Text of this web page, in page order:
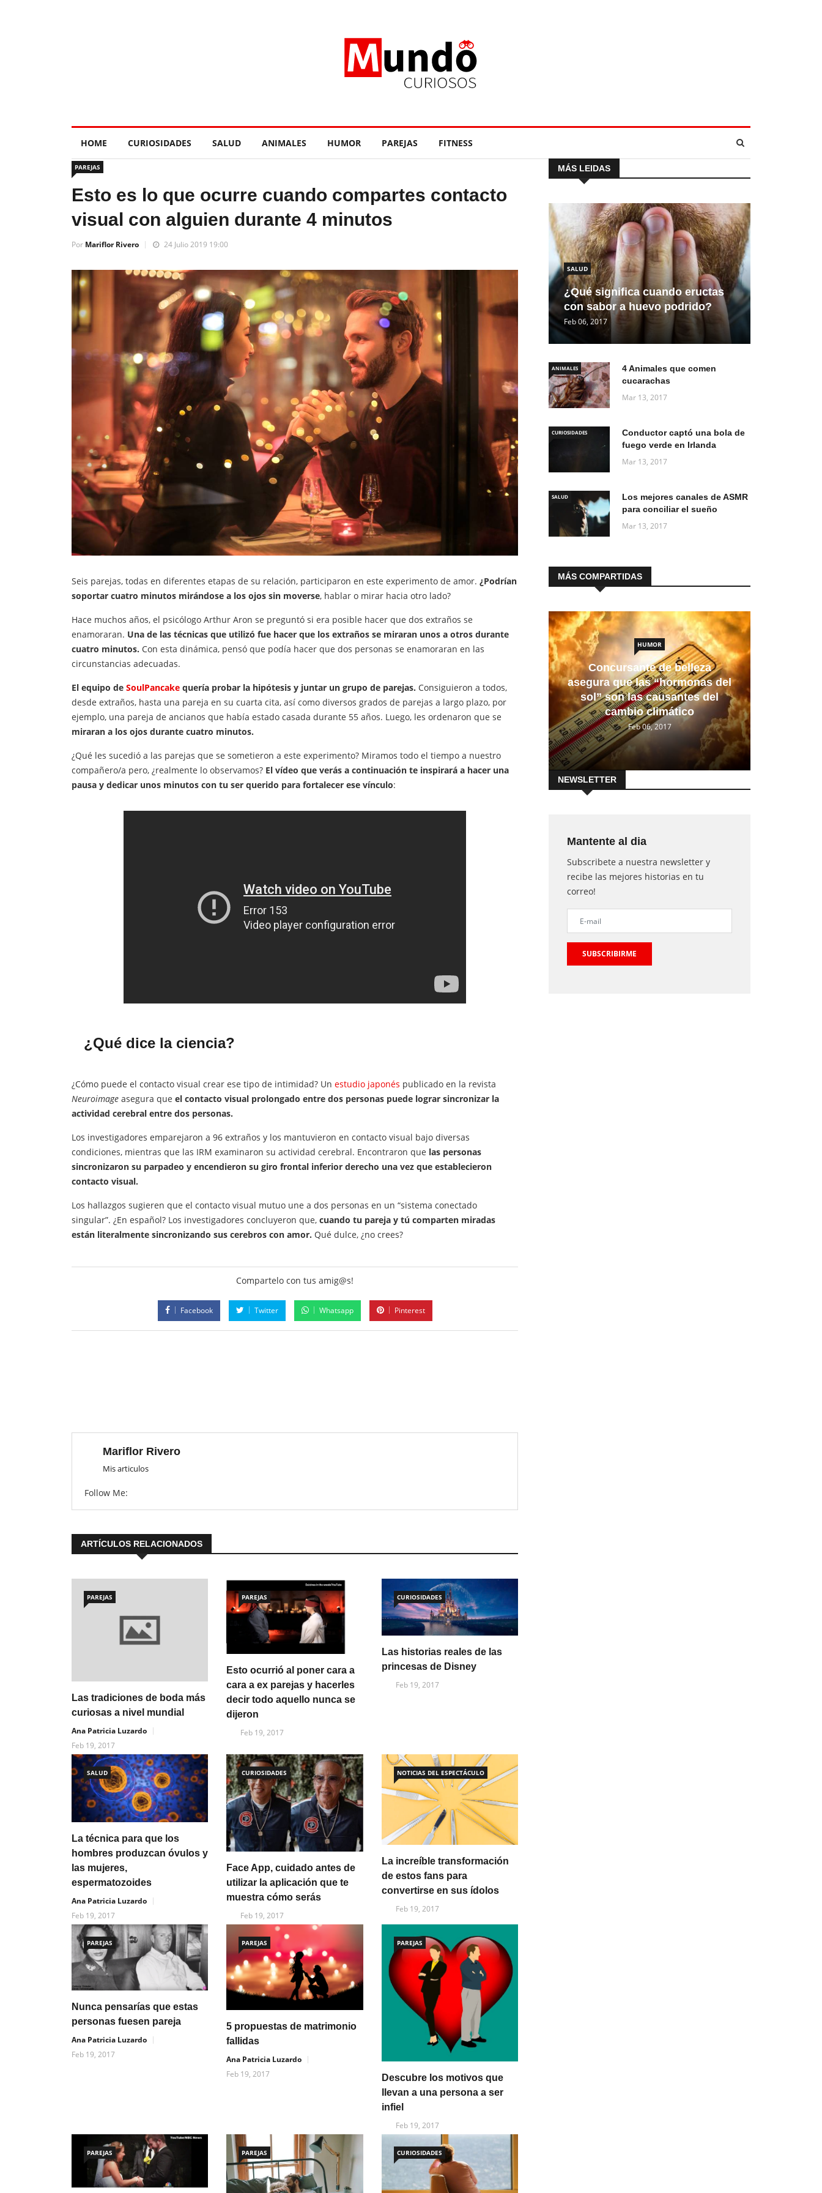
HOME CURIOSIDADES SALUD ANIMALES HUMOR PAREJAS FITNESS
PAREJAS
Esto es lo que ocurre cuando compartes contacto
visual con alguien durante 4 minutos
Por Mariflor Rivero 24 Julio 2019 19:00
Seis parejas, todas en diferentes etapas de su relación, participaron en este experimento de amor. ¿Podrían
soportar cuatro minutos mirándose a los ojos sin moverse, hablar o mirar hacia otro lado?
Hace muchos años, el psicólogo Arthur Aron se preguntó si era posible hacer que dos extraños se
enamoraran. Una de las técnicas que utilizó fue hacer que los extraños se miraran unos a otros durante
cuatro minutos. Con esta dinámica, pensó que podía hacer que dos personas se enamoraran en las
circunstancias adecuadas.
El equipo de SoulPancake quería probar la hipótesis y juntar un grupo de parejas. Consiguieron a todos,
desde extraños, hasta una pareja en su cuarta cita, así como diversos grados de parejas a largo plazo, por
ejemplo, una pareja de ancianos que había estado casada durante 55 años. Luego, les ordenaron que se
miraran a los ojos durante cuatro minutos.
¿Qué les sucedió a las parejas que se sometieron a este experimento? Miramos todo el tiempo a nuestro
compañero/a pero, ¿realmente lo observamos? El vídeo que verás a continuación te inspirará a hacer una
pausa y dedicar unos minutos con tu ser querido para fortalecer ese vínculo:
¿Qué dice la ciencia?
¿Cómo puede el contacto visual crear ese tipo de intimidad? Un estudio japonés publicado en la revista
Neuroimage asegura que el contacto visual prolongado entre dos personas puede lograr sincronizar la
actividad cerebral entre dos personas.
Los investigadores emparejaron a 96 extraños y los mantuvieron en contacto visual bajo diversas
condiciones, mientras que las IRM examinaron su actividad cerebral. Encontraron que las personas
sincronizaron su parpadeo y encendieron su giro frontal inferior derecho una vez que establecieron
contacto visual.
Los hallazgos sugieren que el contacto visual mutuo une a dos personas en un “sistema conectado
singular”. ¿En español? Los investigadores concluyeron que, cuando tu pareja y tú comparten miradas
están literalmente sincronizando sus cerebros con amor. Qué dulce, ¿no crees?
Compartelo con tus amig@s!
Facebook Twitter Whatsapp Pinterest
Mariflor Rivero
Mis articulos
Follow Me:
ARTÍCULOS RELACIONADOS
PAREJAS
Las tradiciones de boda más
curiosas a nivel mundial
Ana Patricia Luzardo
Feb 19, 2017
PAREJAS
Esto ocurrió al poner cara a
cara a ex parejas y hacerles
decir todo aquello nunca se
dijeron
Feb 19, 2017
CURIOSIDADES
Las historias reales de las
princesas de Disney
Feb 19, 2017
SALUD
La técnica para que los
hombres produzcan óvulos y
las mujeres,
espermatozoides
Ana Patricia Luzardo
Feb 19, 2017
CURIOSIDADES
Face App, cuidado antes de
utilizar la aplicación que te
muestra cómo serás
Feb 19, 2017
NOTICIAS DEL ESPECTÁCULO
La increíble transformación
de estos fans para
convertirse en sus ídolos
Feb 19, 2017
PAREJAS
Nunca pensarías que estas
personas fuesen pareja
Ana Patricia Luzardo
Feb 19, 2017
PAREJAS
5 propuestas de matrimonio
fallidas
Ana Patricia Luzardo
Feb 19, 2017
PAREJAS
Descubre los motivos que
llevan a una persona a ser
infiel
Feb 19, 2017
PAREJAS PAREJAS CURIOSIDADES
MÁS LEIDAS
SALUD
¿Qué significa cuando eructas
con sabor a huevo podrido?
Feb 06, 2017
ANIMALES
4 Animales que comen
cucarachas
Mar 13, 2017
CURIOSIDADES
Conductor captó una bola de
fuego verde en Irlanda
Mar 13, 2017
SALUD
Los mejores canales de ASMR
para conciliar el sueño
Mar 13, 2017
MÁS COMPARTIDAS
HUMOR
Concursante de belleza
asegura que las “hormonas del
sol” son las causantes del
cambio climático
Feb 06, 2017
NEWSLETTER
Mantente al dia
Subscribete a nuestra newsletter y
recibe las mejores historias en tu
correo!
SUBSCRIBIRME